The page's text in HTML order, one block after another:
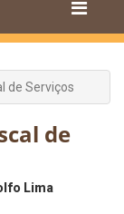
de Serviços
de
Lima